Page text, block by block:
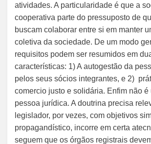
atividades. A particularidade é que a
cooperativa parte do pressuposto de
buscam colaborar entre si em manter
coletiva da sociedade. De um modo
requisitos podem ser resumidos em
características: 1) A autogestão da
pelos seus sócios integrantes, e 2)
comercio justo e solidária. Enfim não é
pessoa jurídica. A doutrina precisa
legislador, por vezes, com objetivos
propagandístico, incorre em certa
seguem que os órgãos registrais